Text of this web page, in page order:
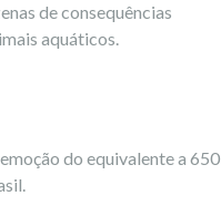
de consequências
aquáticos.
do equivalente a 650